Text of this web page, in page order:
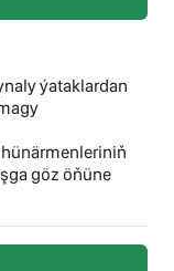
ýataklardan
göz öňüne